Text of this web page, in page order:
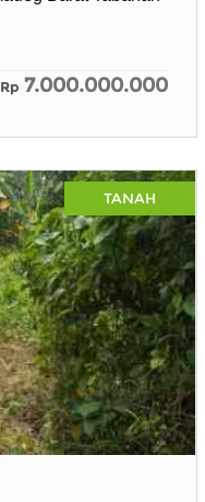
Rp 7.000.000.000
TANAH